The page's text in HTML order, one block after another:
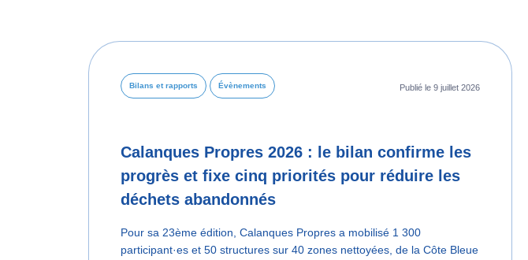
Bilans et rapports Évènements Publié le 9 juillet 2026
Calanques Propres 2026 : le bilan confirme les
progrès et fixe cinq priorités pour réduire les
déchets abandonnés
Pour sa 23ème édition, Calanques Propres a mobilisé 1 300
participant·es et 50 structures sur 40 zones nettoyées, de la Côte Bleue